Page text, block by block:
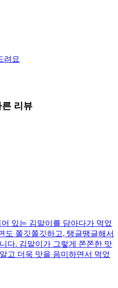
려요
리뷰
있는 김말이를 담아다가 먹었
도 쫄깃쫄깃하고, 탱글땡글해서
다. 김말이가 그렇게 쫀쫀한 맛
고 더욱 맛을 음미하면서 먹었